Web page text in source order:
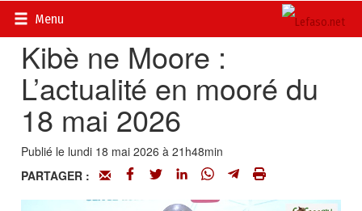
Menu
Accueil>
Kibè ne Moore :
L’actualité en mooré du
18 mai 2026
Publié le lundi 18 mai 2026 à 21h48min
PARTAGER :